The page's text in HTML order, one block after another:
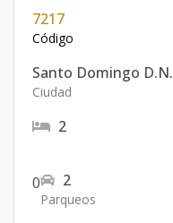
7217
Código
Santo Domingo D.N.
Ciudad
2
0 2
Parqueos